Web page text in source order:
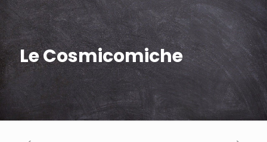
Le Cosmicomiche